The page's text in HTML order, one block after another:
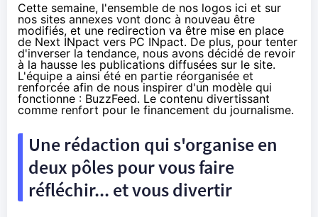
Cette semaine, l'ensemble de nos logos ici et sur
nos sites annexes vont donc à nouveau être
modifiés, et une redirection va être mise en place
de Next INpact vers PC INpact. De plus, pour tenter
d'inverser la tendance, nous avons décidé de revoir
à la hausse les publications diffusées sur le site.
L'équipe a ainsi été en partie réorganisée et
renforcée afin de nous inspirer d'un modèle qui
fonctionne : BuzzFeed. Le contenu divertissant
comme renfort pour le financement du journalisme.
Une rédaction qui s'organise en
deux pôles pour vous faire
réfléchir... et vous divertir